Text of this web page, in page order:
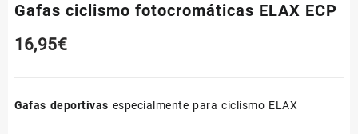
Gafas ciclismo fotocromáticas ELAX ECP
16,95€
Gafas deportivas especialmente para ciclismo ELAX